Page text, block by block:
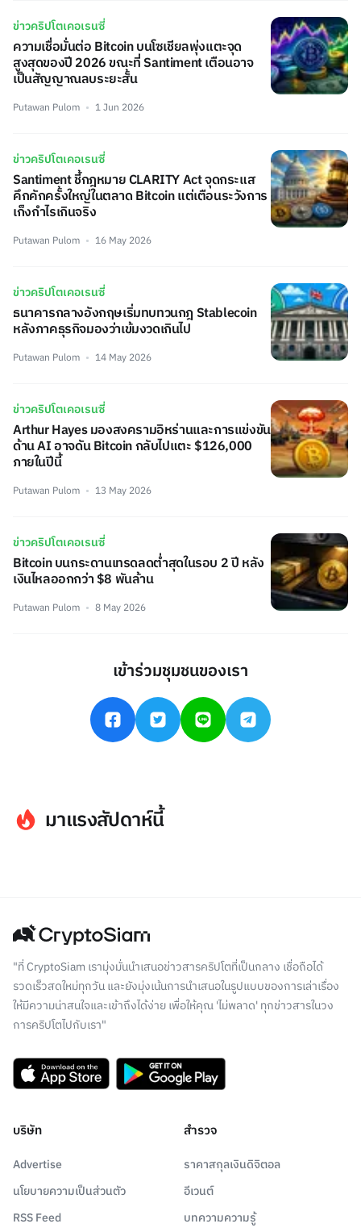
ข่าวคริปโตเคอเรนซี่
ความเชื่อมั่นต่อ Bitcoin บนโซเชียลพุ่งแตะจุด
สูงสุดของปี 2026 ขณะที่ Santiment เตือนอาจ
เป็นสัญญาณลบระยะสั้น
Putawan Pulom 1 Jun 2026
ข่าวคริปโตเคอเรนซี่
Santiment ชี้กฎหมาย CLARITY Act จุดกระแส
คึกคักครั้งใหญ่ในตลาด Bitcoin แต่เตือนระวังการ
เก็งกำไรเกินจริง
Putawan Pulom 16 May 2026
ข่าวคริปโตเคอเรนซี่
ธนาคารกลางอังกฤษเริ่มทบทวนกฎ Stablecoin
หลังภาคธุรกิจมองว่าเข้มงวดเกินไป
Putawan Pulom 14 May 2026
ข่าวคริปโตเคอเรนซี่
Arthur Hayes มองสงครามอิหร่านและการแข่งขัน
ด้าน AI อาจดัน Bitcoin กลับไปแตะ $126,000
ภายในปีนี้
Putawan Pulom 13 May 2026
ข่าวคริปโตเคอเรนซี่
Bitcoin บนกระดานเทรดลดต่ำสุดในรอบ 2 ปี หลัง
เงินไหลออกกว่า $8 พันล้าน
Putawan Pulom 8 May 2026
เข้าร่วมชุมชนของเรา
มาแรงสัปดาห์นี้
"ที่ CryptoSiam เรามุ่งมั่นนำเสนอข่าวสารคริปโตที่เป็นกลาง เชื่อถือได้
รวดเร็วสดใหม่ทุกวัน และยังมุ่งเน้นการนำเสนอในรูปแบบของการเล่าเรื่อง
ให้มีความน่าสนใจและเข้าถึงได้ง่าย เพื่อให้คุณ 'ไม่พลาด' ทุกข่าวสารในวง
การคริปโตไปกับเรา"
บริษัท
Advertise
นโยบายความเป็นส่วนตัว
RSS Feed
สำรวจ
ราคาสกุลเงินดิจิตอล
อีเวนต์
บทความความรู้